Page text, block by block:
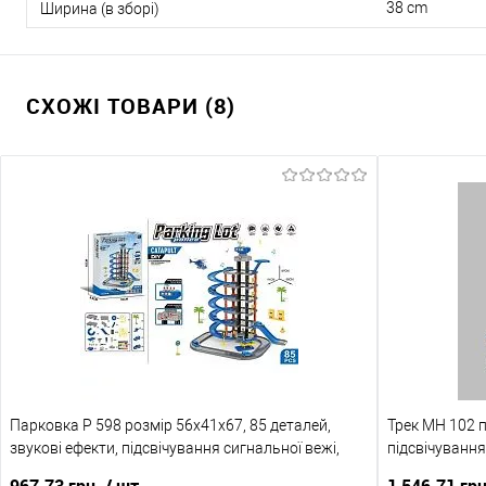
Ширина (в зборі) 38 cm
СХОЖІ ТОВАРИ (8)
Парковка P 598 розмір 56х41х67, 85 деталей,
звукові ефекти, підсвічування сигнальної вежі,
Трек MH 102